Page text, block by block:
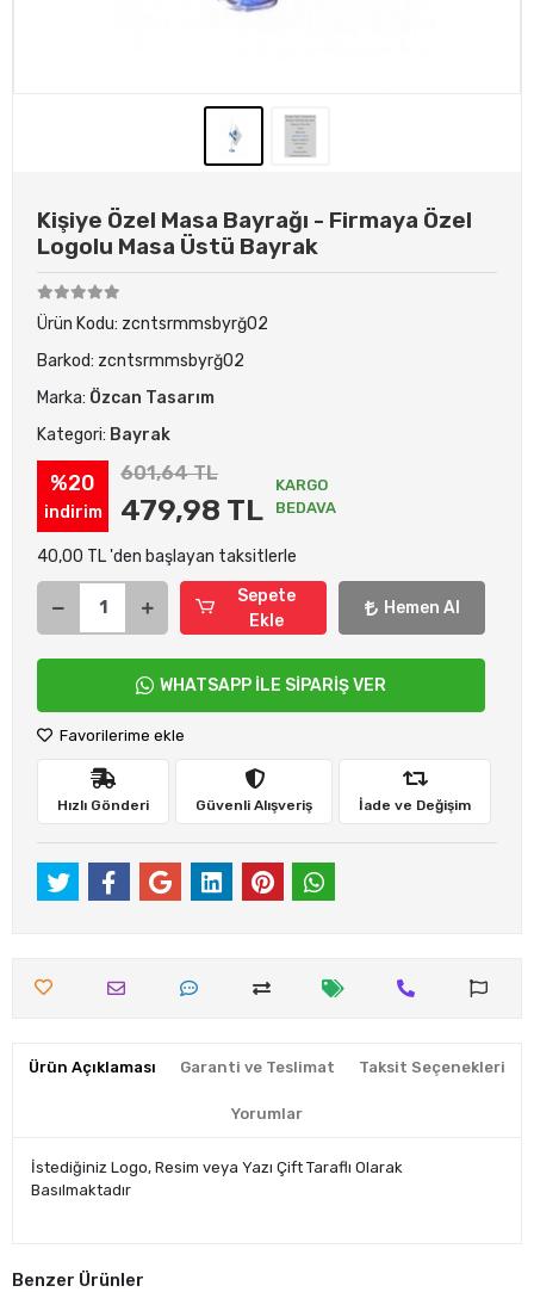
Kişiye Özel Masa Bayrağı - Firmaya Özel
Logolu Masa Üstü Bayrak
Ürün Kodu: zcntsrmmsbyrğ02
Barkod: zcntsrmmsbyrğ02
Marka: Özcan Tasarım
Kategori: Bayrak
%20
indirim
601,64 TL
479,98 TL
KARGO
BEDAVA
40,00 TL 'den başlayan taksitlerle
Sepete
Ekle
Hemen Al
WHATSAPP İLE SİPARİŞ VER
Favorilerime ekle
Hızlı Gönderi Güvenli Alışveriş İade ve Değişim
Ürün Açıklaması Garanti ve Teslimat Taksit Seçenekleri
Yorumlar
İstediğiniz Logo, Resim veya Yazı Çift Taraflı Olarak
Basılmaktadır
Benzer Ürünler